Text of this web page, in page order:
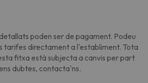
poden ser de pagament. Podeu
tarifes directament a l'establiment. Tota
fitxa està subjecta a canvis per part
dubtes, contacta'ns.